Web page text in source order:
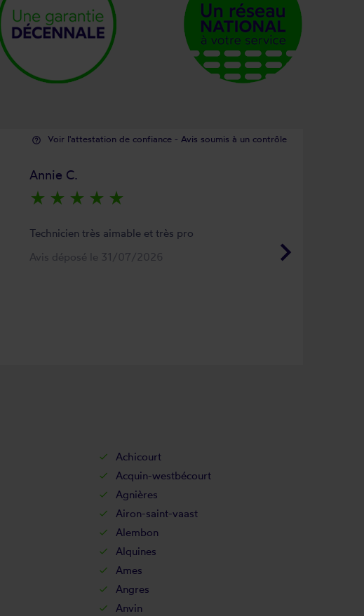
help_outline Voir l'attestation de confiance - Avis soumis à un contrôle
keyboard_arrow_right
Annie C.
star_rate star_rate star_rate star_rate star_rate
Technicien très aimable et très pro
Avis déposé le 31/07/2026
Achicourt
Acquin-westbécourt
Agnières
Airon-saint-vaast
Alembon
Alquines
Ames
Angres
Anvin